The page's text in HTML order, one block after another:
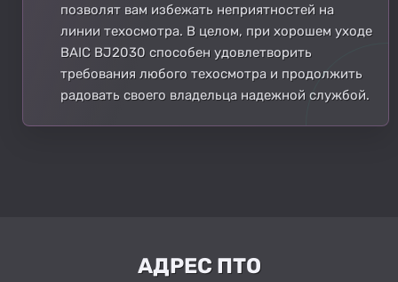
позволят вам избежать неприятностей на
линии техосмотра. В целом, при хорошем уходе
BAIC BJ2030 способен удовлетворить
требования любого техосмотра и продолжить
радовать своего владельца надежной службой.
АДРЕС ПТО